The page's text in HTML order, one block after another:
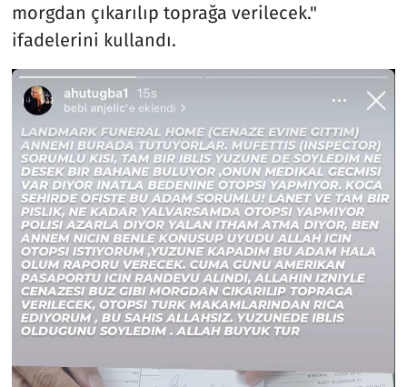
morgdan çıkarılıp toprağa verilecek."
ifadelerini kullandı.